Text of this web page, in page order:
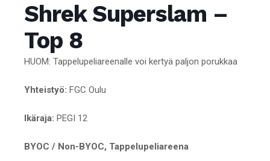
Shrek Superslam –
Top 8
HUOM: Tappelupeliareenalle voi kertyä paljon porukkaa
Yhteistyö: FGC Oulu
Ikäraja: PEGI 12
BYOC / Non-BYOC, Tappelupeliareena